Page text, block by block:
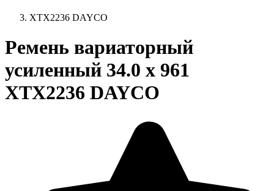
XTX2236 DAYCO
Ремень вариаторный
усиленный 34.0 x 961
XTX2236 DAYCO